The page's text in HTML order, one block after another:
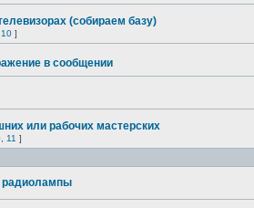
(собираем базу)
10 ]
в сообщении
или рабочих мастерских
11 ]
радиолампы